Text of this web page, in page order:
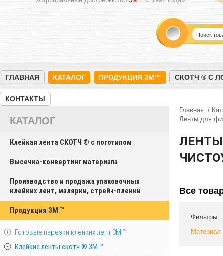
ГЛАВНАЯ КАТАЛОГ ПРОДУКЦИЯ 3M™ СКОТЧ ® С
КОНТАКТЫ
Главная
Ленты для
ЛЕНТЫ
Все
Фильтры:
Материал
КАТАЛОГ
Клейкая лента СКОТЧ ® с логотипом
Высечка-конвертинг материала
Производство и продажа упаковочных
клейких лент, малярки, стрейч-пленки
Продукция 3M ™
Готовые нарезки клейких лент 3M ™
Клейкие ленты скотч ® 3M ™